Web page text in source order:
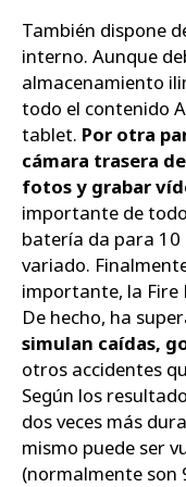
También dispone
interno. Aunque
almacenamiento
todo el contenido
tablet. Por otra
cámara trasera
fotos y grabar
importante de
batería da para 10
variado.
importante, la Fire
De hecho, ha
simulan caídas,
otros accidentes
Según los
dos veces más
mismo puede ser
(normalmente son